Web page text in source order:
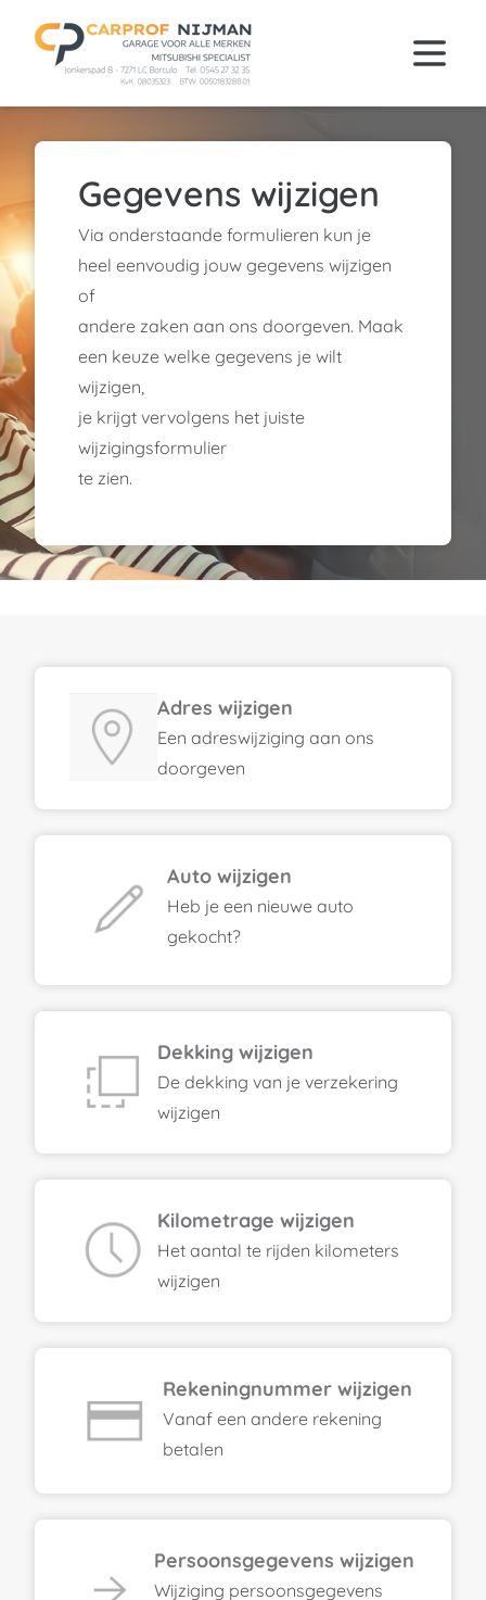
Gegevens wijzigen
Via onderstaande formulieren kun je
heel eenvoudig jouw gegevens wijzigen
of
andere zaken aan ons doorgeven. Maak
een keuze welke gegevens je wilt
wijzigen,
je krijgt vervolgens het juiste
wijzigingsformulier
te zien.
Adres wijzigen
Een adreswijziging aan ons
doorgeven
Auto wijzigen
Heb je een nieuwe auto
gekocht?
Dekking wijzigen
De dekking van je verzekering
wijzigen
Kilometrage wijzigen
Het aantal te rijden kilometers
wijzigen
Rekeningnummer wijzigen
Vanaf een andere rekening
betalen
Persoonsgegevens wijzigen
Wijziging persoonsgegevens